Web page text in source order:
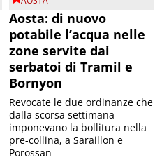
Aosta: di nuovo
potabile l’acqua nelle
zone servite dai
serbatoi di Tramil e
Bornyon
Revocate le due ordinanze che
dalla scorsa settimana
imponevano la bollitura nella
pre-collina, a Saraillon e
Porossan